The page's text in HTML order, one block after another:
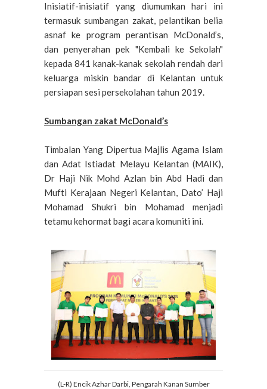
Inisiatif-inisiatif yang diumumkan hari ini
termasuk sumbangan zakat, pelantikan belia
asnaf ke program perantisan McDonald’s,
dan penyerahan pek "Kembali ke Sekolah"
kepada 841 kanak-kanak sekolah rendah dari
keluarga miskin bandar di Kelantan untuk
persiapan sesi persekolahan tahun 2019.
Sumbangan zakat McDonald’s
Timbalan Yang Dipertua Majlis Agama Islam
dan Adat Istiadat Melayu Kelantan (MAIK),
Dr Haji Nik Mohd Azlan bin Abd Hadi dan
Mufti Kerajaan Negeri Kelantan, Dato’ Haji
Mohamad Shukri bin Mohamad menjadi
tetamu kehormat bagi acara komuniti ini.
(L-R) Encik Azhar Darbi, Pengarah Kanan Sumber